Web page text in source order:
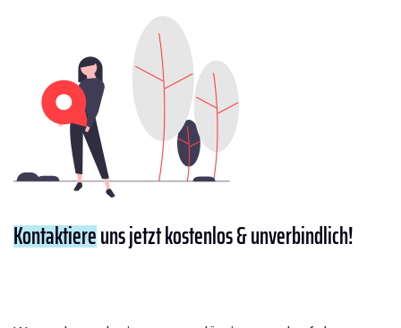
Kontaktiereuns jetzt kostenlos & unverbindlich!